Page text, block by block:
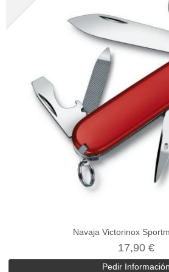
Navaja Victorinox
17,90 €
Pedir Información